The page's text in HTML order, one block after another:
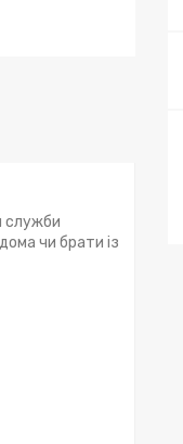
служби
чи брати із